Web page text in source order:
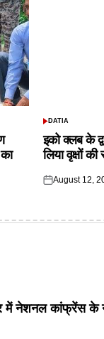
POSTED
DATIA
इको क्लब के
लिया वृक्षों
Posted
August 12,
में नेशनल कांफ्रेंस के